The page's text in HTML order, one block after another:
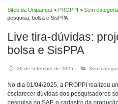
Sites da Unipampa > PROPPI > Sem categoria
pesquisa, bolsa e SisPPA
Live tira-dúvidas:
bolsa e SisPPA
26 de setembro de 2025 Sem
No dia 01/04/2025, a PROPPI realizou
esclarecer dúvidas dos pesquisadores
pesquisa no SAP, o cadastro da